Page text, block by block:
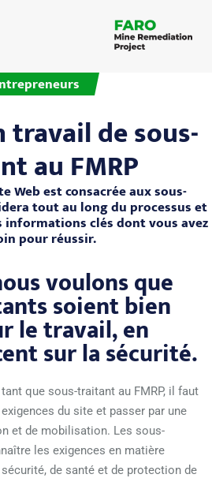
de sous-
au FMRP
Web est consacrée aux sous-
tout au long du processus et
informations clés dont vous avez
pour réussir.
voulons que
soient bien
le travail, en
sur la sécurité.
que sous-traitant au FMRP, il faut
du site et passer par une
et de mobilisation. Les sous-
les exigences en matière
de santé et de protection de